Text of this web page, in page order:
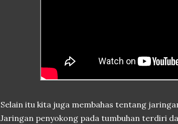
Selain itu kita juga membahas tentang
Jaringan penyokong pada tumbuhan terdiri